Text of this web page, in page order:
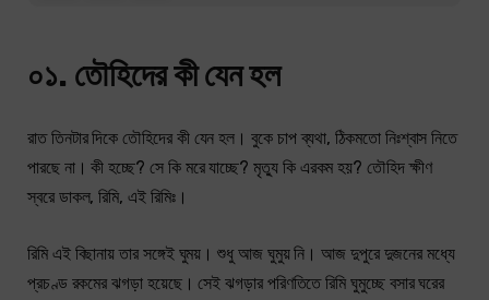
০১. তৌহিদের কী যেন হল
রাত তিনটার দিকে তৌহিদের কী যেন হল। বুকে চাপ ব্যথা, ঠিকমতো নিঃশ্বাস নিতে
পারছে না। কী হচ্ছে? সে কি মরে যাচ্ছে? মৃত্যু কি এরকম হয়? তৌহিদ ক্ষীণ
স্বরে ডাকল, রিমি, এই রিমিঃ।
রিমি এই বিছানায় তার সঙ্গেই ঘুময়। শুধু আজ ঘুমুয় নি। আজ দুপুরে দুজনের মধ্যে
প্রচণ্ড রকমের ঝগড়া হয়েছে। সেই ঝগড়ার পরিণতিতে রিমি ঘুমুচ্ছে বসার ঘরের